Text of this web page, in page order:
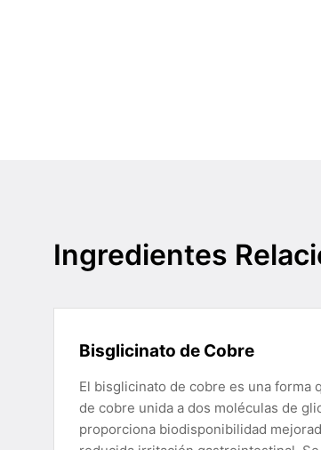
Ingredientes
Bisglicinato de Cobre
El bisglicinato de cobre es una forma
de cobre unida a dos moléculas de
proporciona biodisponibilidad